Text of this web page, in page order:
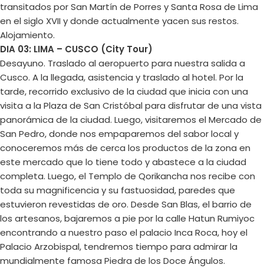
transitados por San Martín de Porres y Santa Rosa de Lima
en el siglo XVII y donde actualmente yacen sus restos.
Alojamiento.
DIA 03: LIMA – CUSCO (City Tour)
Desayuno. Traslado al aeropuerto para nuestra salida a
Cusco. A la llegada, asistencia y traslado al hotel. Por la
tarde, recorrido exclusivo de la ciudad que inicia con una
visita a la Plaza de San Cristóbal para disfrutar de una vista
panorámica de la ciudad. Luego, visitaremos el Mercado de
San Pedro, donde nos empaparemos del sabor local y
conoceremos más de cerca los productos de la zona en
este mercado que lo tiene todo y abastece a la ciudad
completa. Luego, el Templo de Qorikancha nos recibe con
toda su magnificencia y su fastuosidad, paredes que
estuvieron revestidas de oro. Desde San Blas, el barrio de
los artesanos, bajaremos a pie por la calle Hatun Rumiyoc
encontrando a nuestro paso el palacio Inca Roca, hoy el
Palacio Arzobispal, tendremos tiempo para admirar la
mundialmente famosa Piedra de los Doce Ángulos.